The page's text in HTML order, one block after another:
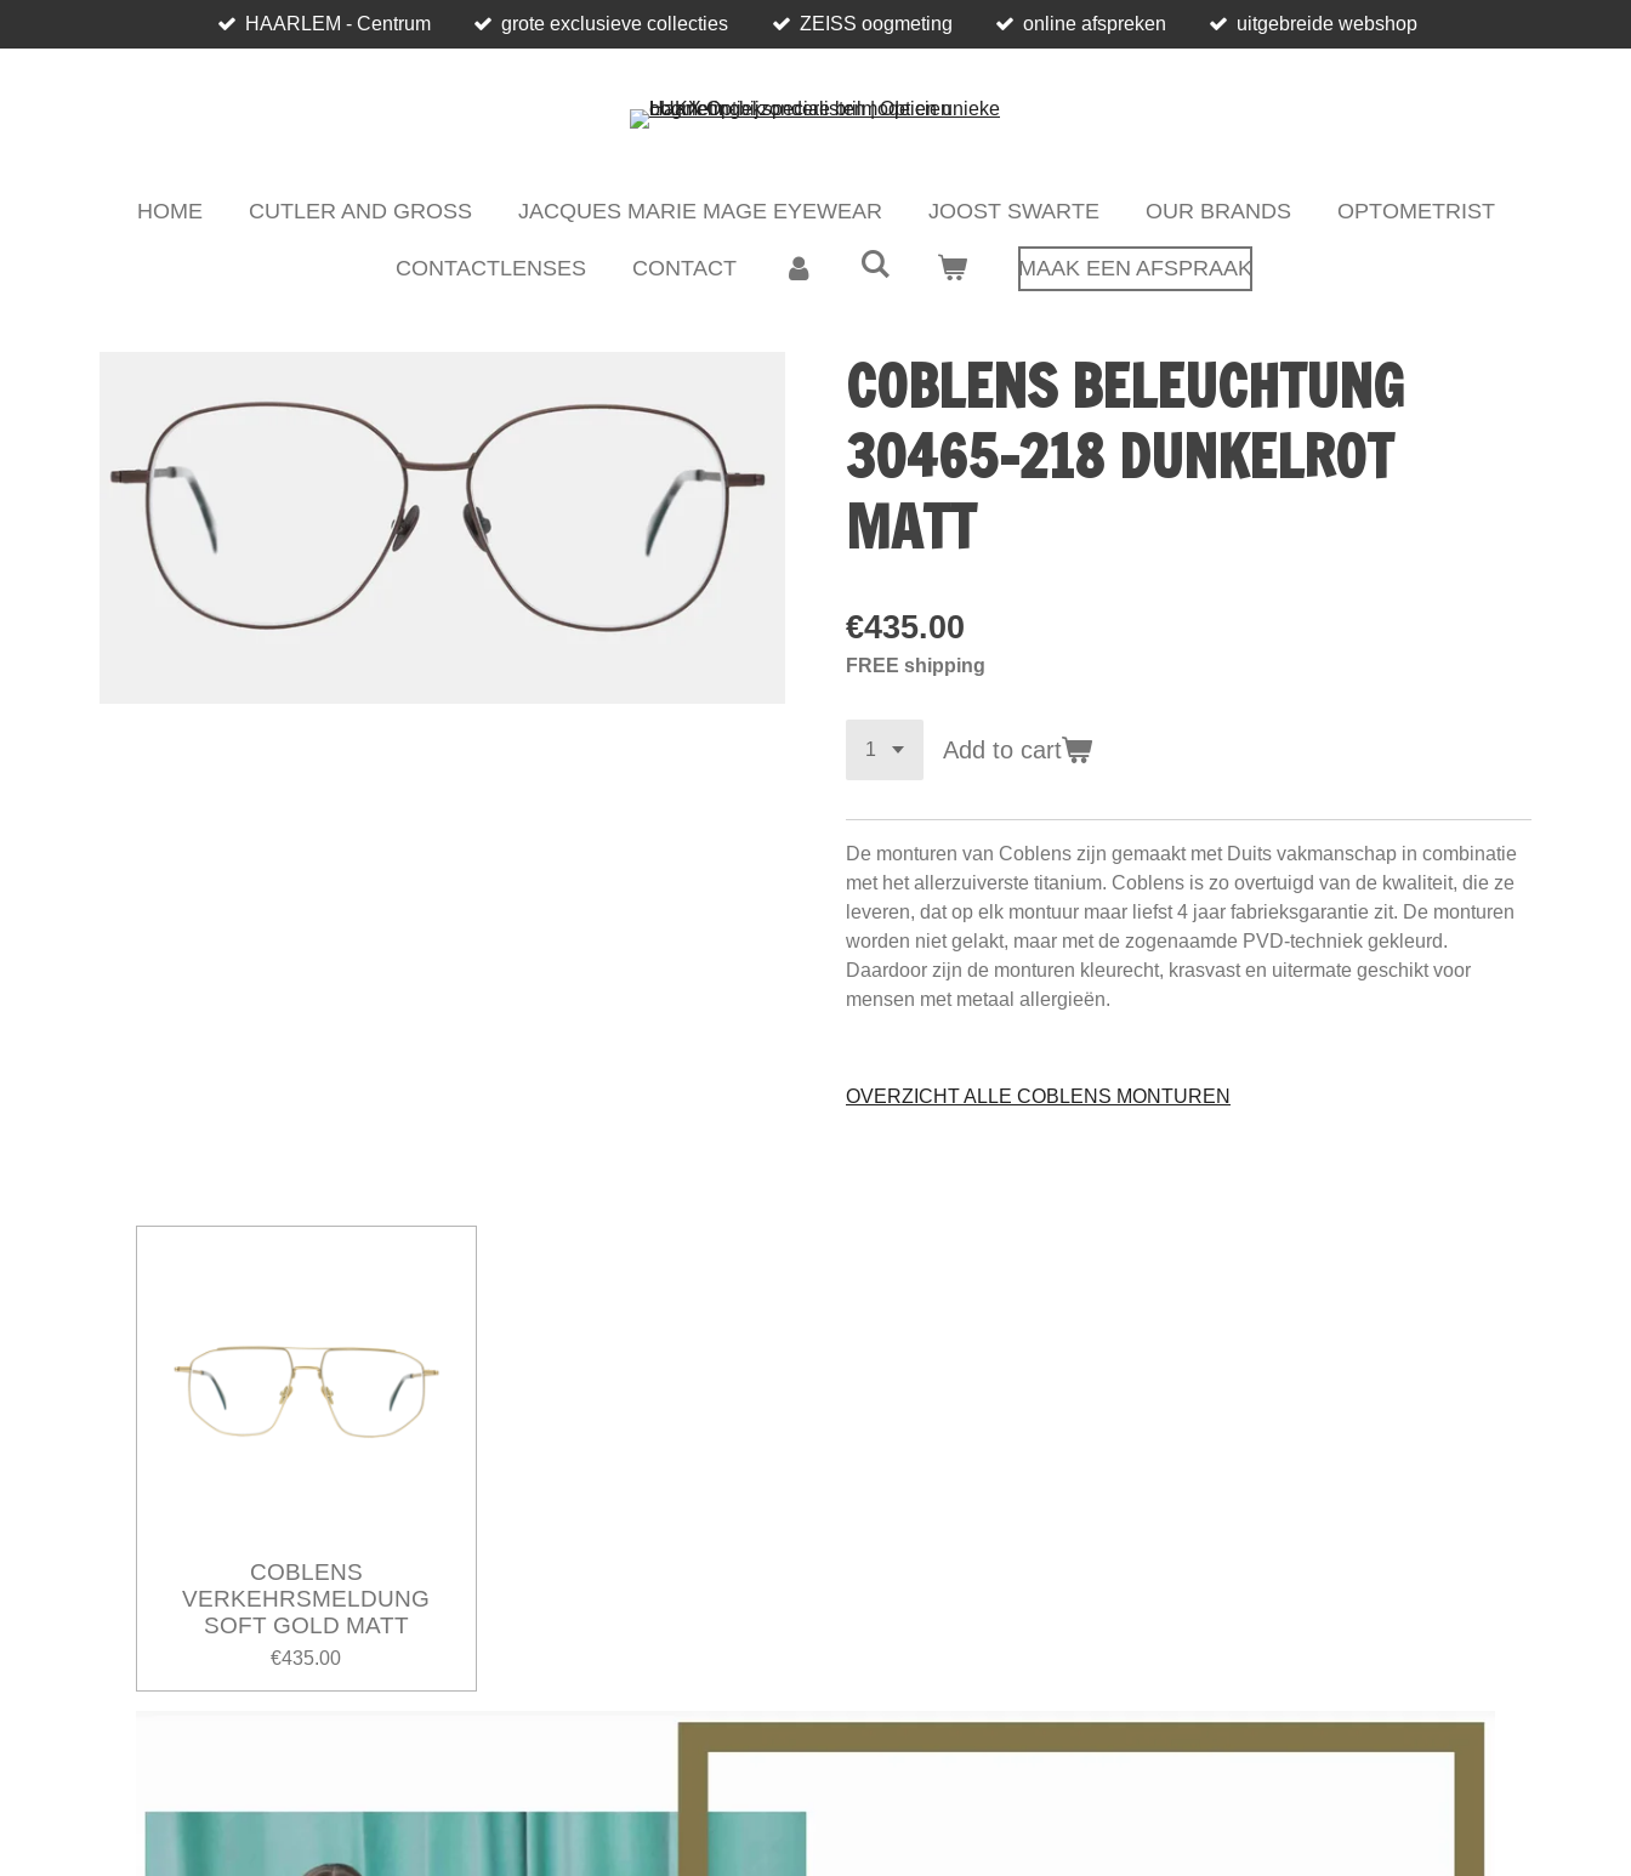
to
HAARLEM - Centrum grote exclusieve collecties ZEISS oogmeting online afspreken uitgebreide webshop
HOME CUTLER AND GROSS JACQUES MARIE MAGE EYEWEAR JOOST SWARTE OUR BRANDS OPTOMETRIST
CONTACTLENSES CONTACT MAAK EEN AFSPRAAK
COBLENS BELEUCHTUNG
30465-218 DUNKELROT
MATT
€435.00
FREE shipping
Add to cart
De monturen van Coblens zijn gemaakt met Duits vakmanschap in combinatie
met het allerzuiverste titanium. Coblens is zo overtuigd van de kwaliteit, die ze
leveren, dat op elk montuur maar liefst 4 jaar fabrieksgarantie zit. De monturen
worden niet gelakt, maar met de zogenaamde PVD-techniek gekleurd.
Daardoor zijn de monturen kleurecht, krasvast en uitermate geschikt voor
mensen met metaal allergieën.
OVERZICHT ALLE COBLENS MONTUREN
COBLENS
VERKEHRSMELDUNG
SOFT GOLD MATT
€435.00